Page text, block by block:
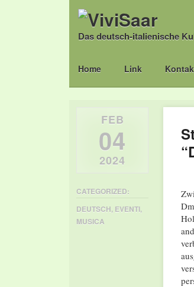
Das deutsch-italienische
Main menu
Skip
Home Link
FEB
04
2024
CATEGORIZED:
DEUTSCH, EVENTI,
MUSICA